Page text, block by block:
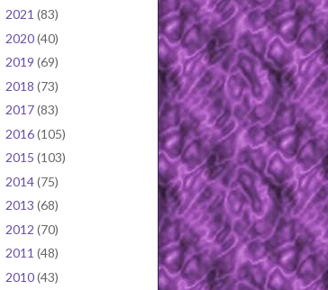
2021 (83)
2020(40)
2019 (69)
2018 (73)
2017(83)
2016(105)
2015 (103)
2014(75)
2013 (68)
2012 (70)
2011 (48)
2010(43)